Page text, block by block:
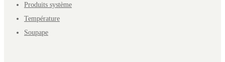
Produits système
Température
Soupape